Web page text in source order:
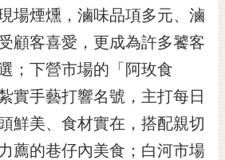
場煙燻，滷味品項多元、滷
顧客喜愛，更成為許多饕客
；下營市場的「阿玫食
實手藝打響名號，主打每日
鮮美、食材實在，搭配親切
薦的巷仔內美食；白河市場